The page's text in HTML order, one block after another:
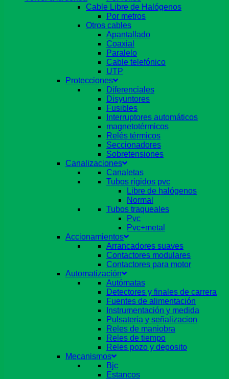
Cable Libre de Halógenos
Por metros
Otros cables
Apantallado
Coaxial
Paralelo
Cable telefónico
UTP
Protecciones
Diferenciales
Disyuntores
Fusibles
Interruptores automáticos
magnetotérmicos
Relés térmicos
Seccionadores
Sobretensiones
Canalizaciones
Canaletas
Tubos rigidos pvc
Libre de halógenos
Normal
Tubos traqueales
Pvc
Pvc+metal
Accionamientos
Arrancadores suaves
Contactores modulares
Contactores para motor
Automatización
Autómatas
Detectores y finales de carrera
Fuentes de alimentación
Instrumentación y medida
Pulsateria y señalizacion
Reles de maniobra
Reles de tiempo
Reles pozo y deposito
Mecanismos
Bjc
Estancos